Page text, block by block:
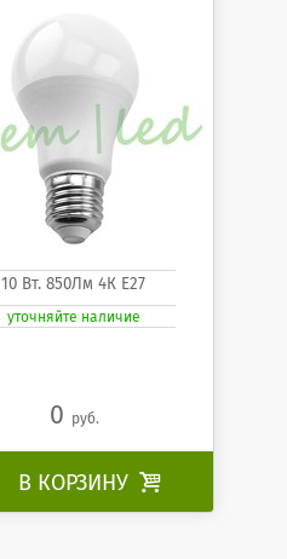
10 Вт. 850Лм 4К Е27
уточняйте наличие
0 руб.
В КОРЗИНУ 